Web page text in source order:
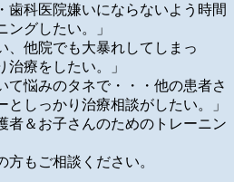
歯科医院嫌いにならないよう時間
ングしたい。」
、他院でも大暴れしてしまっ
療をしたい。」
て悩みのタネで・・・他の患者さ
としっかり治療相談がしたい。」
者＆お子さんのためのトレーニン
もご相談ください。